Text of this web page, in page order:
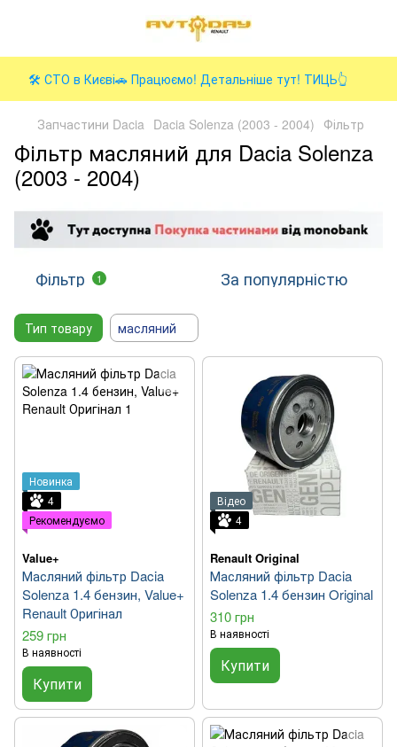
🛠️ СТО в Києві🚗 Працюємо! Детальніше тут! ТИЦЬ👆
Запчастини Dacia Dacia Solenza (2003 - 2004) Фільтр
Фільтр масляний для Dacia Solenza
(2003 - 2004)
Фільтр 1 За популярністю
Тип товару масляний
Новинка
4
Рекомендуємо
Value+
Масляний фільтр Dacia
Solenza 1.4 бензин, Value+
Renault Оригінал
259 грн
В наявності
Купити
Відео
4
Renault Original
Масляний фільтр Dacia
Solenza 1.4 бензин Original
310 грн
В наявності
Купити